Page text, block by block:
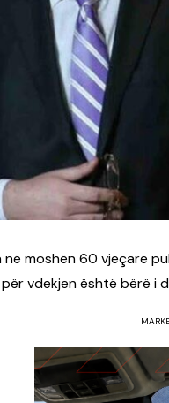
moshën 60 vjeçare
vdekjen është bërë i